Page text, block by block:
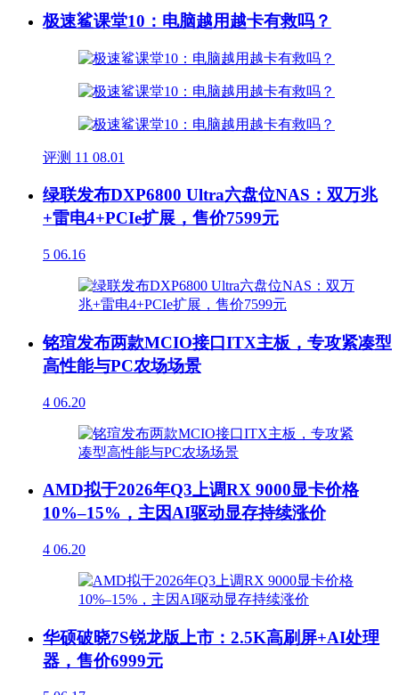
极速鲨课堂10：电脑越用越卡有救吗？
评测 11 08.01
绿联发布DXP6800 Ultra六盘位NAS：双万兆
+雷电4+PCIe扩展，售价7599元
5 06.16
铭瑄发布两款MCIO接口ITX主板，专攻紧凑型
高性能与PC农场场景
4 06.20
AMD拟于2026年Q3上调RX 9000显卡价格
10%–15%，主因AI驱动显存持续涨价
4 06.20
华硕破晓7S锐龙版上市：2.5K高刷屏+AI处理
器，售价6999元